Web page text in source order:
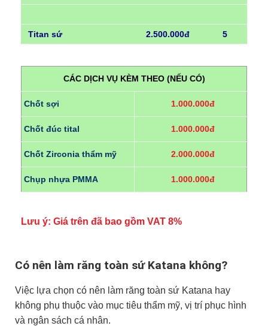
Titan sứ 2.500.000đ 5
CÁC DỊCH VỤ KÈM THEO (NẾU CÓ)
Chốt sợi 1.000.000đ
Chốt đúc tital 1.000.000đ
Chốt Zirconia thẩm mỹ 2.000.000đ
Chụp nhựa PMMA 1.000.000đ
Lưu ý: Giá trên đã bao gồm VAT 8%
Có nên làm răng toàn sứ Katana không?
Việc lựa chọn có nên làm răng toàn sứ Katana hay
không phụ thuộc vào mục tiêu thẩm mỹ, vị trí phục hình
và ngân sách cá nhân.